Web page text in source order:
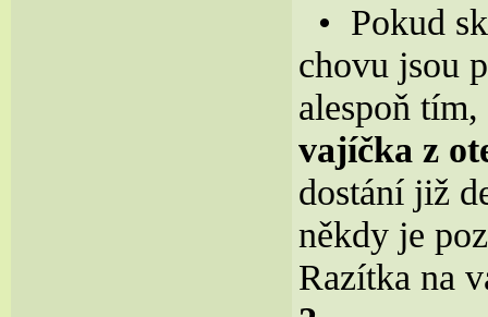
• Pokud
chovu jsou
alespoň
vajíčka z
dostání již
někdy je
Razítka na